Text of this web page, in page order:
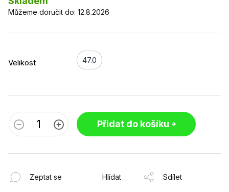
Velikost 47.0
Můžeme doručit do: 12.8.2026
Přidat do košíku
Zeptat se Hlídat Sdílet